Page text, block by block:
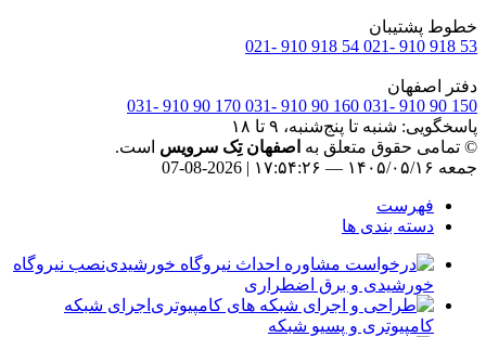
خطوط پشتیبان
53 918 910 -021
54 918 910 -021
دفتر اصفهان
150 90 910 -031
160 90 910 -031
170 90 910 -031
پاسخگویی: شنبه تا پنج‌شنبه، ۹ تا ۱۸
© تمامی حقوق متعلق به اصفهان تِک سرویس است.
جمعه ۱۴۰۵/۰۵/۱۶ — ۱۷:۵۴:۲۷ | 2026-08-07
فهرست
دسته بندی ها
نصب نیروگاه
خورشیدی و برق اضطراری
اجرای شبکه
کامپیوتری و پسیو شبکه